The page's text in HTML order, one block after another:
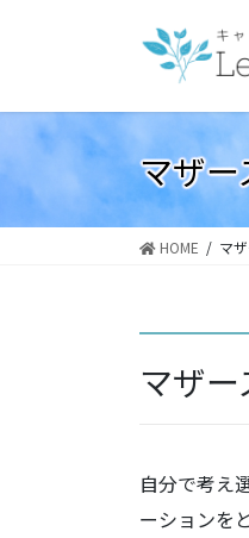
マザ
HOME マ
マザ
自分で考え
ーションを